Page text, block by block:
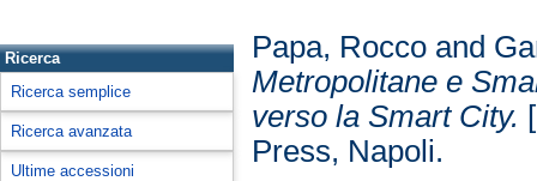
Ricerca
Ricerca semplice
Ricerca avanzata
Ultime accessioni
Papa, Rocco and
Metropolitane e
verso la Smart City.
Press, Napoli.